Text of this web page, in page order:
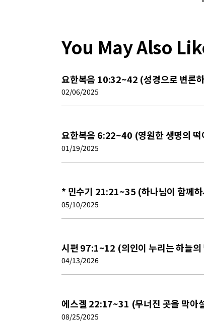
You May Also
요한복음 10:32~42 (성경으로 변론
02/06/2025
요한복음 6:22~40 (영원한 생명의 떡
01/19/2025
* 민수기 21:21~35 (하나님이 함께
05/10/2025
시편 97:1~12 (의인이 누리는 하늘의
04/13/2026
에스겔 22:17~31 (무너진 곳을 막아
08/25/2025